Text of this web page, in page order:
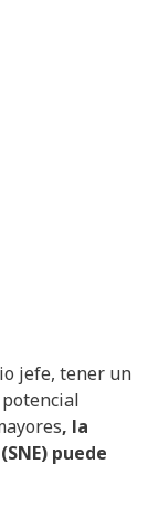
jefe, tener un
, la
puede